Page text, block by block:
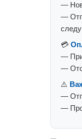
—
—
💳
— При
—
⚠️
—
—